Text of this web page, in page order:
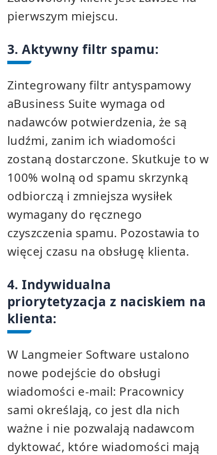
pierwszym miejscu.
3. Aktywny filtr spamu:
Zintegrowany filtr antyspamowy
aBusiness Suite wymaga od
nadawców potwierdzenia, że są
ludźmi, zanim ich wiadomości
zostaną dostarczone. Skutkuje to w
100% wolną od spamu skrzynką
odbiorczą i zmniejsza wysiłek
wymagany do ręcznego
czyszczenia spamu. Pozostawia to
więcej czasu na obsługę klienta.
4. Indywidualna
priorytetyzacja z naciskiem na
klienta:
W Langmeier Software ustalono
nowe podejście do obsługi
wiadomości e-mail: Pracownicy
sami określają, co jest dla nich
ważne i nie pozwalają nadawcom
dyktować, które wiadomości mają